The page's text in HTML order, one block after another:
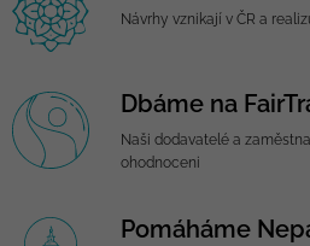
Návrhy vznikají v ČR a
Dbáme na
Naši dodavatelé a
ohodnoceni
Pomáháme